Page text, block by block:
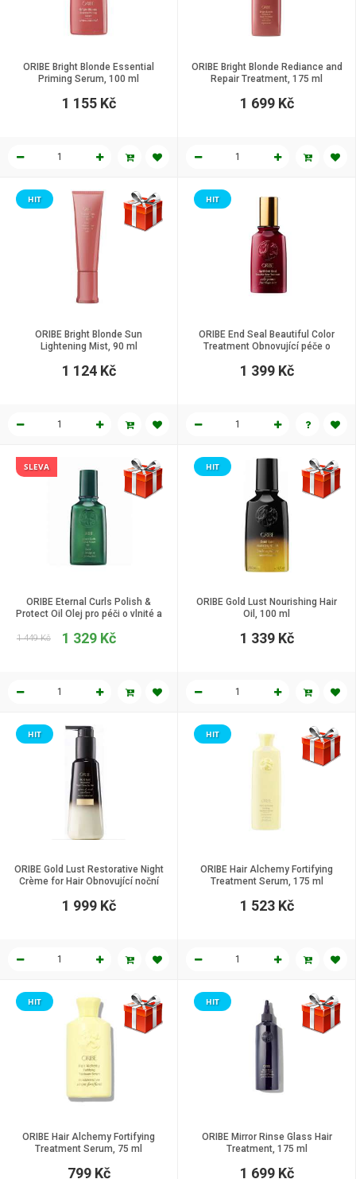
ORIBE Bright Blonde Essential
Priming Serum, 100 ml
1 155 Kč
ORIBE Bright Blonde Rediance and
Repair Treatment, 175 ml
1 699 Kč
ORIBE Bright Blonde Sun
Lightening Mist, 90 ml
HIT
1 124 Kč
ORIBE End Seal Beautiful Color
Treatment Obnovující péče o
HIT
1 399 Kč
ORIBE Eternal Curls Polish &
Protect Oil Olej pro péči o vlnité a
SLEVA
1 449 Kč 1 329 Kč
ORIBE Gold Lust Nourishing Hair
Oil, 100 ml
HIT
1 339 Kč
ORIBE Gold Lust Restorative Night
Crème for Hair Obnovující noční
HIT
1 999 Kč
ORIBE Hair Alchemy Fortifying
Treatment Serum, 175 ml
HIT
1 523 Kč
ORIBE Hair Alchemy Fortifying
Treatment Serum, 75 ml
HIT
799 Kč
ORIBE Mirror Rinse Glass Hair
Treatment, 175 ml
HIT
1 699 Kč